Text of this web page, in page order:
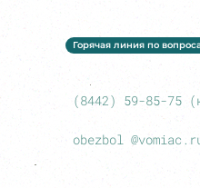
Горячая линия по
(8442) 59-85-75
obezbol